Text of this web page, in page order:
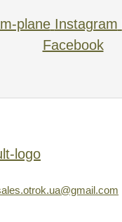
plane Instagram
Facebook